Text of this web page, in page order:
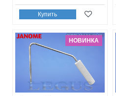
Купить
НОВИНКА